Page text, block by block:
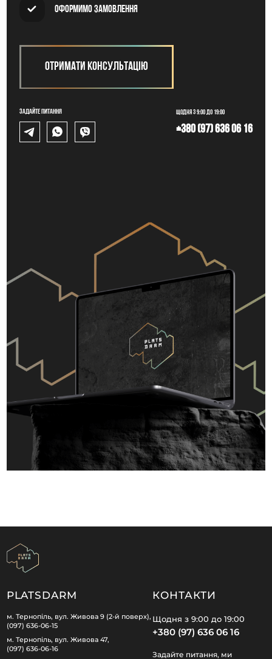
Оформимо замовлення
Отримати консультацію
Задайте питання Щодня з 9:00 до 19:00
+380 (97) 636 06 16
PLATSDARM
м. Тернопіль, вул. Живова 9 (2-й поверх),
(097) 636-06-15
м. Тернопіль, вул. Живова 47,
(097) 636-06-16
КОНТАКТИ
Щодня з 9:00 до 19:00
+380 (97) 636 06 16
Задайте питання, ми